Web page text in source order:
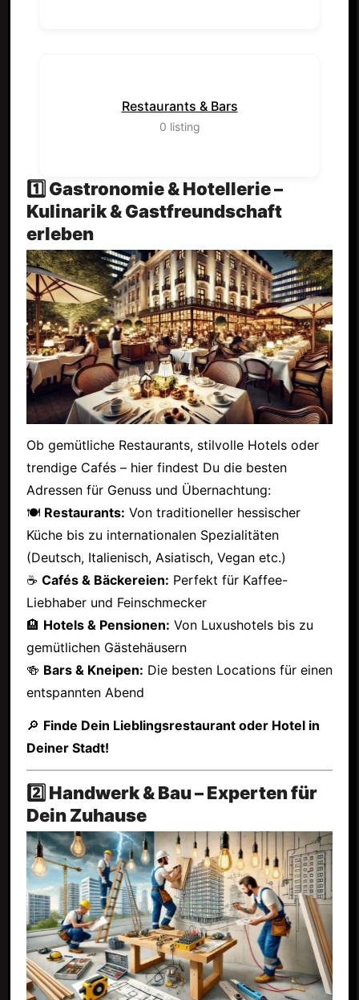
Restaurants & Bars
0 listing
1️⃣ Gastronomie & Hotellerie –
Kulinarik & Gastfreundschaft
erleben
Ob gemütliche Restaurants, stilvolle Hotels oder
trendige Cafés – hier findest Du die besten
Adressen für Genuss und Übernachtung:
🍽 Restaurants: Von traditioneller hessischer
Küche bis zu internationalen Spezialitäten
(Deutsch, Italienisch, Asiatisch, Vegan etc.)
☕ Cafés & Bäckereien: Perfekt für Kaffee-
Liebhaber und Feinschmecker
🏨 Hotels & Pensionen: Von Luxushotels bis zu
gemütlichen Gästehäusern
🍻 Bars & Kneipen: Die besten Locations für einen
entspannten Abend
🔎 Finde Dein Lieblingsrestaurant oder Hotel in
Deiner Stadt!
2️⃣ Handwerk & Bau – Experten für
Dein Zuhause